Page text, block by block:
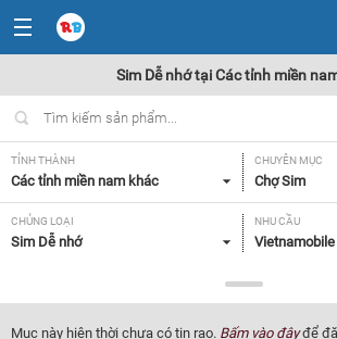
Sim Dễ nhớ tại Các tỉnh miền
TỈNH THÀNH
Các tỉnh miền nam khác
CHUYÊN MỤC
Chợ Sim
CHỦNG LOẠI
Sim Dễ nhớ
NHU CẦU
Vietnamobile
Tất cả
Mục này hiện thời chưa có tin rao. Bấm vào đâyđể